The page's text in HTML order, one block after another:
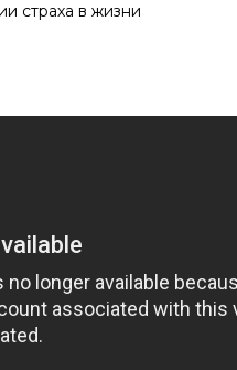
страха в жизни